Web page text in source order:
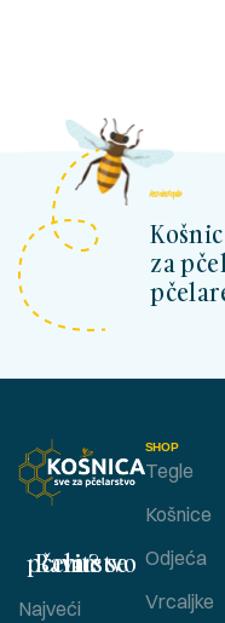
kosnicashop.ba
za
SHOP
Tegle
Košnice
Odjeća
Vrcaljke
Bavite se pčelarstvom ?
Najveći